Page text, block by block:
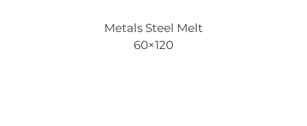
Metals Steel Melt
60×120